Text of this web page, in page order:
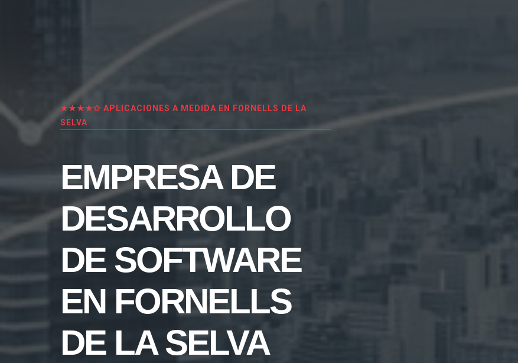
★★★★✩ APLICACIONES A MEDIDA EN FORNELLS DE LA
SELVA
EMPRESA DE
DESARROLLO
DE SOFTWARE
EN FORNELLS
DE LA SELVA